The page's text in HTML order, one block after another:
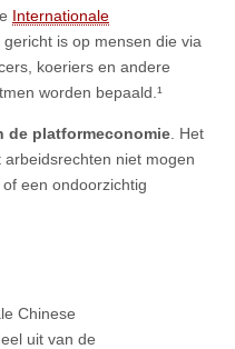
Internationale
is op mensen die via
koeriers en andere
worden bepaald.¹
de platformeconomie . Het
niet mogen
een ondoorzichtig
Chinese
uit van de